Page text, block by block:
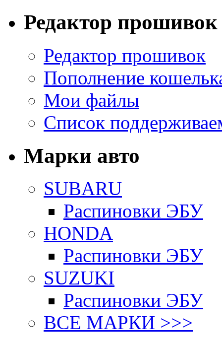
Редактор прошивок
Редактор прошивок
Пополнение
Мои файлы
Список
Марки авто
SUBARU
Распиновки ЭБУ
HONDA
Распиновки ЭБУ
SUZUKI
Распиновки ЭБУ
ВСЕ МАРКИ >>>